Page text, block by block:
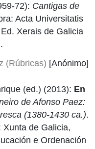
72): Cantigas de
Acta Universitatis
Xerais de Galicia
(Rúbricas) [Anónimo]
(ed.) (2013): En
de Afonso Paez:
(1380-1430 ca.).
Xunta de Galicia,
e Ordenación